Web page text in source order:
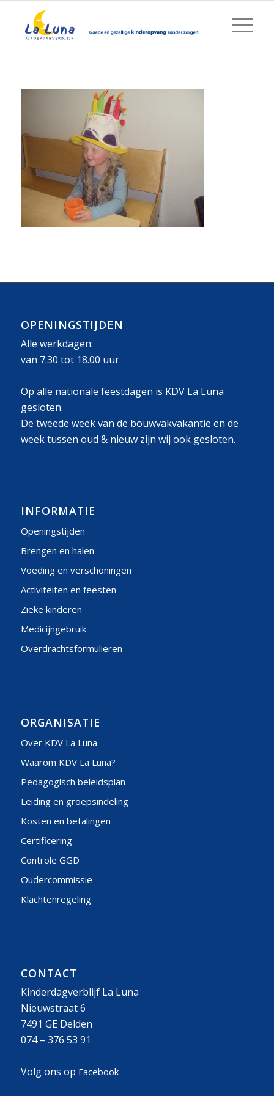
OPENINGSTIJDEN
Alle werkdagen:
van 7.30 tot 18.00 uur
Op alle nationale feestdagen is KDV La Luna
gesloten.
De tweede week van de bouwvakvakantie en de
week tussen oud & nieuw zijn wij ook gesloten.
INFORMATIE
Openingstijden
Brengen en halen
Voeding en verschoningen
Activiteiten en feesten
Zieke kinderen
Medicijngebruik
Overdrachtsformulieren
ORGANISATIE
Over KDV La Luna
Waarom KDV La Luna?
Pedagogisch beleidsplan
Leiding en groepsindeling
Kosten en betalingen
Certificering
Controle GGD
Oudercommissie
Klachtenregeling
CONTACT
Kinderdagverblijf La Luna
Nieuwstraat 6
7491 GE Delden
074 – 376 53 91
Volg ons op Facebook